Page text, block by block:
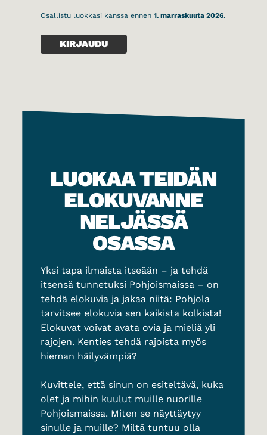
Osallistu luokkasi kanssa ennen1. marraskuuta 2026.
KIRJAUDU
LUOKAA TEIDÄN
ELOKUVANNE
NELJÄSSÄ
OSASSA
Yksi tapa ilmaista itseään – ja tehdä
itsensä tunnetuksi Pohjoismaissa – on
tehdä elokuvia ja jakaa niitä: Pohjola
tarvitsee elokuvia sen kaikista kolkista!
Elokuvat voivat avata ovia ja mieliä yli
rajojen. Kenties tehdä rajoista myös
hieman häilyvämpiä?
Kuvittele, että sinun on esiteltävä, kuka
olet ja mihin kuulut muille nuorille
Pohjoismaissa. Miten se näyttäytyy
sinulle ja muille? Miltä tuntuu olla